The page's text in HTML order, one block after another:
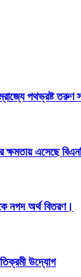
পথভ্রষ্ট তরুণ
ক্ষমতায় এসেছে
নগদ অর্থ বিতরণ।
উদ্যোগ